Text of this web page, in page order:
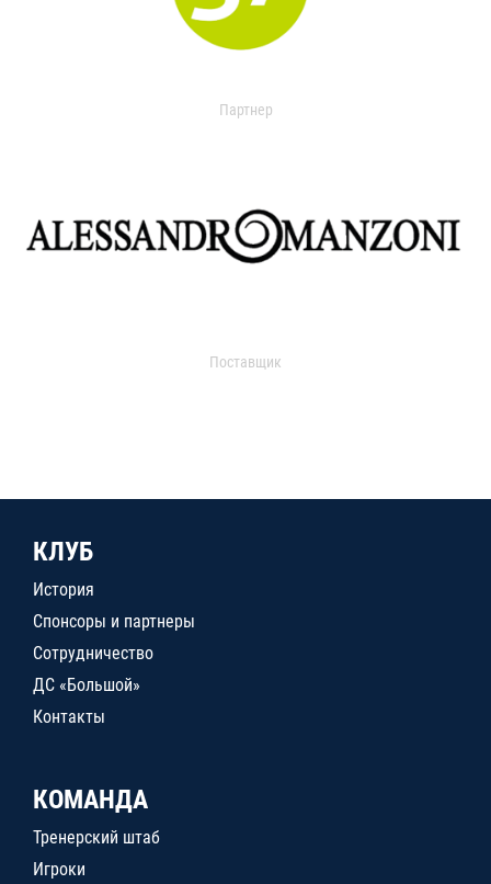
Партнер
Поставщик
КЛУБ
История
Спонсоры и партнеры
Сотрудничество
ДС «Большой»
Контакты
КОМАНДА
Тренерский штаб
Игроки